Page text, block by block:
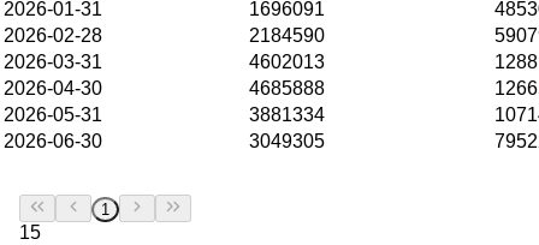
2026-01-31
1696091
2026-02-28
2184590
2026-03-31
4602013
2026-04-30
4685888
2026-05-31
3881334
2026-06-30
3049305
1
15